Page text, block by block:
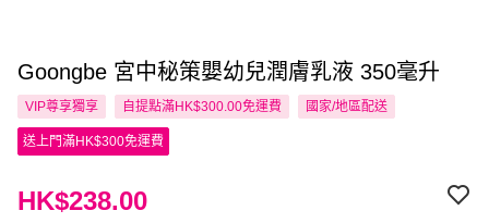
Goongbe 宮中秘策嬰幼兒潤膚乳液 350毫升
VIP尊享獨享 自提點滿HK$300.00免運費 國家/地區配送
送上門滿HK$300免運費
HK$238.00